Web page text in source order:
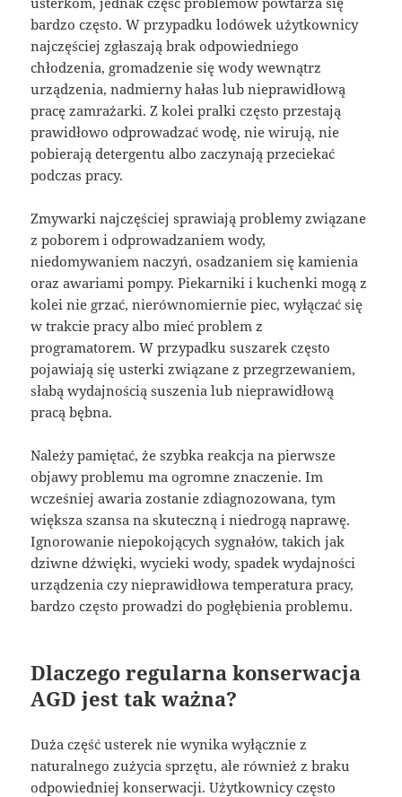
bardzo często. W przypadku lodówek użytkownicy
najczęściej zgłaszają brak odpowiedniego
chłodzenia, gromadzenie się wody wewnątrz
urządzenia, nadmierny hałas lub nieprawidłową
pracę zamrażarki. Z kolei pralki często przestają
prawidłowo odprowadzać wodę, nie wirują, nie
pobierają detergentu albo zaczynają przeciekać
podczas pracy.
Zmywarki najczęściej sprawiają problemy związane
z poborem i odprowadzaniem wody,
niedomywaniem naczyń, osadzaniem się kamienia
oraz awariami pompy. Piekarniki i kuchenki mogą z
kolei nie grzać, nierównomiernie piec, wyłączać się
w trakcie pracy albo mieć problem z
programatorem. W przypadku suszarek często
pojawiają się usterki związane z przegrzewaniem,
słabą wydajnością suszenia lub nieprawidłową
pracą bębna.
Należy pamiętać, że szybka reakcja na pierwsze
objawy problemu ma ogromne znaczenie. Im
wcześniej awaria zostanie zdiagnozowana, tym
większa szansa na skuteczną i niedrogą naprawę.
Ignorowanie niepokojących sygnałów, takich jak
dziwne dźwięki, wycieki wody, spadek wydajności
urządzenia czy nieprawidłowa temperatura pracy,
bardzo często prowadzi do pogłębienia problemu.
Dlaczego regularna konserwacja
AGD jest tak ważna?
Duża część usterek nie wynika wyłącznie z
naturalnego zużycia sprzętu, ale również z braku
odpowiedniej konserwacji. Użytkownicy często